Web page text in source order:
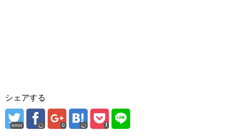
シェアする
error 0